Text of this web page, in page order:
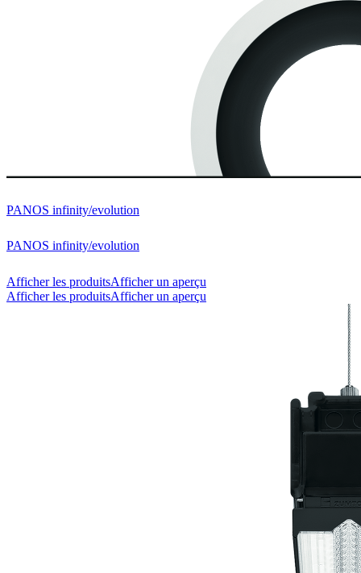
PANOS infinity/evolution
PANOS infinity/evolution
Afficher les produitsAfficher un aperçu
Afficher les produitsAfficher un aperçu